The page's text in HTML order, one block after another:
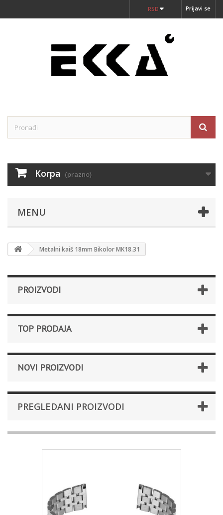
Prijavi se
RSD
Korpa (prazno)
MENU
Metalni kaiš 18mm Bikolor MK18.31
PROIZVODI
TOP PRODAJA
NOVI PROIZVODI
PREGLEDANI PROIZVODI